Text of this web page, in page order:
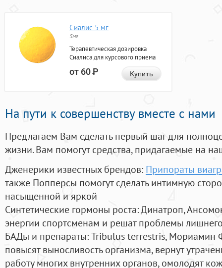
Сиалис 5 мг
5мг
Терапевтическая дозировка
Сиалиса для курсового приема
от 60Р Купить
На пути к совершенству вместе с нами
Предлагаем Вам сделать первый шаг для
жизни. Вам помогут средства, придагаемые на
Дженерики известных брендов: Припораты
также Попперсы помогут сделать интимную
насыщенной и яркой
Синтетические гормоны роста: Динатроп,
энергии спортсменам и решат проблемы
БАДы и препараты:Tribulus terrestris, Мориамин
повысят выносливость организма, вернут
работу многих внутренних органов, омолодят